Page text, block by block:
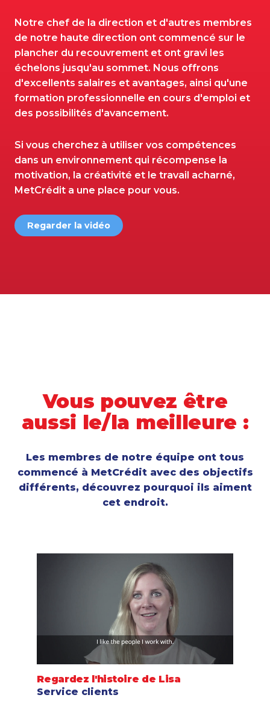
Notre chef de la direction et d'autres membres
de notre haute direction ont commencé sur le
plancher du recouvrement et ont gravi les
échelons jusqu'au sommet. Nous offrons
d'excellents salaires et avantages, ainsi qu'une
formation professionnelle en cours d'emploi et
des possibilités d'avancement.
Si vous cherchez à utiliser vos compétences
dans un environnement qui récompense la
motivation, la créativité et le travail acharné,
MetCrédit a une place pour vous.
Regarder la vidéo
Vous pouvez être
aussi le/la meilleure :
Les membres de notre équipe ont tous
commencé à MetCrédit avec des objectifs
différents, découvrez pourquoi ils aiment
cet endroit.
Regardez l'histoire de Lisa
Service clients